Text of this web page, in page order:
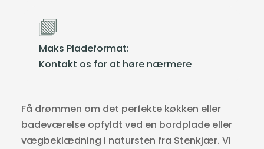
Maks Pladeformat:
Kontakt os for at høre nærmere
Få drømmen om det perfekte køkken eller
badeværelse opfyldt ved en bordplade eller
vægbeklædning i natursten fra Stenkjær. Vi